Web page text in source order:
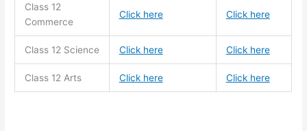
Class 12
Commerce
Click here Click here
Class 12 Science Click here Click here
Class 12 Arts Click here Click here